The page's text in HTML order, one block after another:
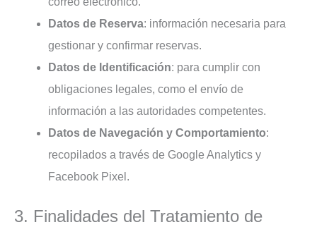
Datos de Reserva: información necesaria para
gestionar y confirmar reservas.
Datos de Identificación: para cumplir con
obligaciones legales, como el envío de
información a las autoridades competentes.
Datos de Navegación y Comportamiento:
recopilados a través de Google Analytics y
Facebook Pixel.
3. Finalidades del Tratamiento de